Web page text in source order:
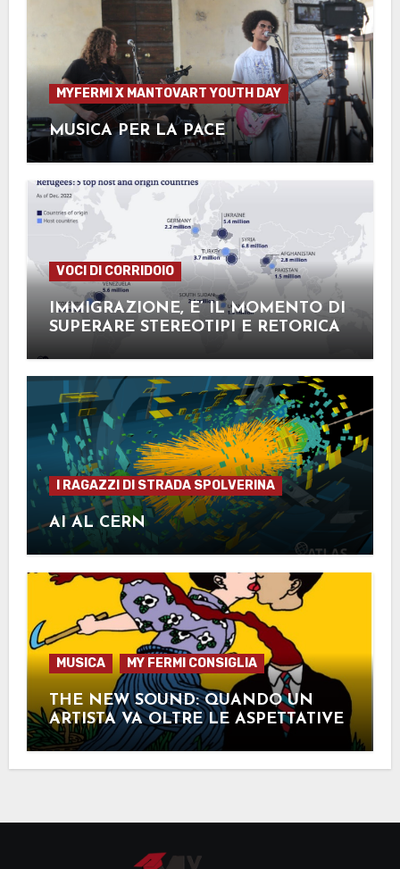
MYFERMI X MANTOVART YOUTH DAY
MUSICA PER LA PACE
VOCI DI CORRIDOIO
IMMIGRAZIONE, E’ IL MOMENTO DI
SUPERARE STEREOTIPI E RETORICA
I RAGAZZI DI STRADA SPOLVERINA
AI AL CERN
MUSICA MY FERMI CONSIGLIA
THE NEW SOUND: QUANDO UN
ARTISTA VA OLTRE LE ASPETTATIVE